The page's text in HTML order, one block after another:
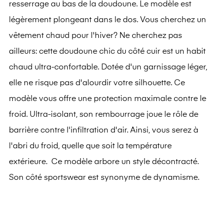
resserrage au bas de la doudoune. Le modèle est
légèrement plongeant dans le dos. Vous cherchez un
vêtement chaud pour l'hiver? Ne cherchez pas
ailleurs: cette doudoune chic du côté cuir est un habit
chaud ultra-confortable. Dotée d'un garnissage léger,
elle ne risque pas d'alourdir votre silhouette. Ce
modèle vous offre une protection maximale contre le
froid. Ultra-isolant, son rembourrage joue le rôle de
barrière contre l'infiltration d'air. Ainsi, vous serez à
l'abri du froid, quelle que soit la température
extérieure. Ce modèle arbore un style décontracté.
Son côté sportswear est synonyme de dynamisme.